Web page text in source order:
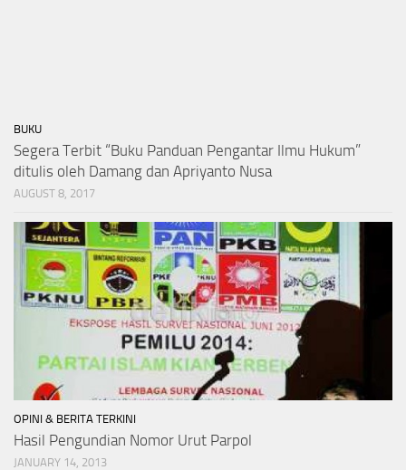
BUKU
Segera Terbit “Buku Panduan Pengantar Ilmu Hukum”
ditulis oleh Damang dan Apriyanto Nusa
AUGUST 8, 2017
OPINI & BERITA TERKINI
Hasil Pengundian Nomor Urut Parpol
JANUARY 14, 2013